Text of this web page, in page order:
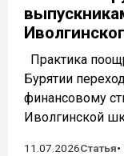
Практика
Бурятии
финансовому
Иволгинской
11.07.2026Статья